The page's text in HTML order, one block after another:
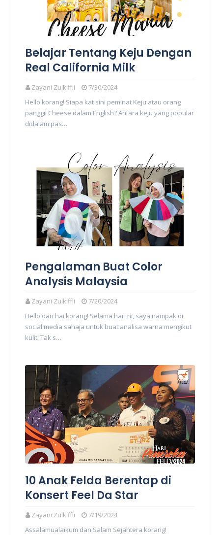
Belajar Tentang Keju Dengan
Real California Milk
Zayani Zulkiffli
7/30/2024
Hello korang! Siapa kat sini peminat Keju atau orang
panggil Cheese dalam English? Antara keju yang popular
didalam pas…
Pengalaman Buat Color
Analysis Malaysia
Zayani Zulkiffli
7/20/2024
Hello dan hai korang! Selama hari ni, saya nampak di
social media sahaja untuk buat analisa warna mengikut
kulit. Tak s…
10 Anak Felda Berentap di
Konsert Feel Da Star
Zayani Zulkiffli
7/19/2024
Assalamualaikum dan Salam Sejahtera korang!